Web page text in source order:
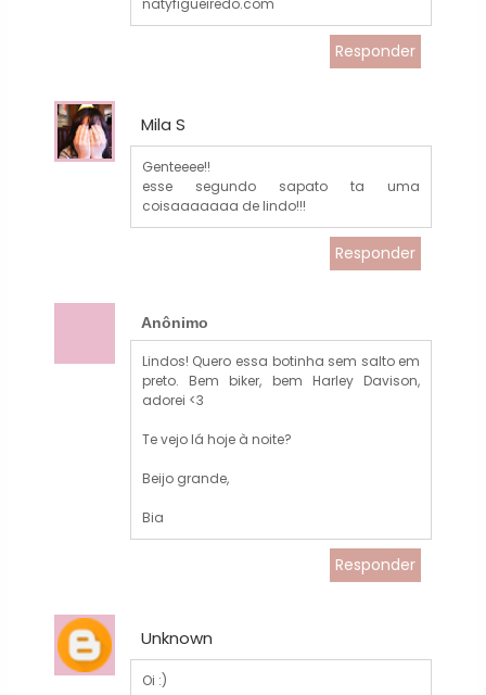
Responder
Mila S
Genteeee!!
esse segundo sapato ta uma
coisaaaaaaa de lindo!!!
Responder
Anônimo
Lindos! Quero essa botinha sem salto em
preto. Bem biker, bem Harley Davison,
adorei <3
Te vejo lá hoje à noite?
Beijo grande,
Bia
Responder
Unknown
Oi :)